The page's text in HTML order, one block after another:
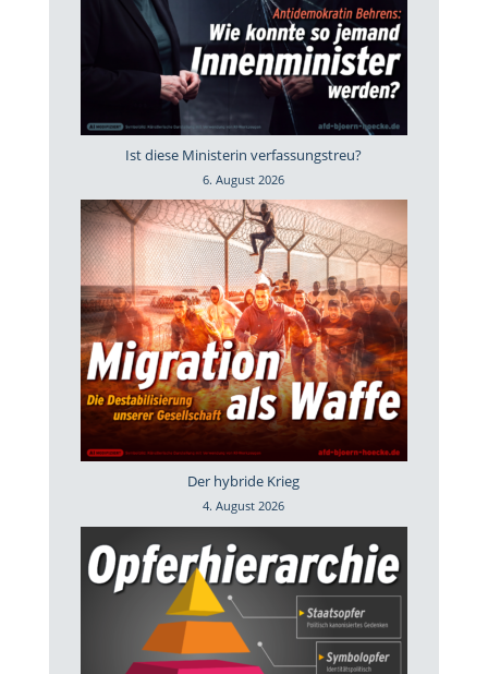
Ist diese Ministerin verfassungstreu?
6. August 2026
Der hybride Krieg
4. August 2026